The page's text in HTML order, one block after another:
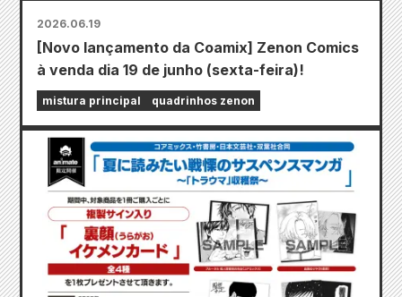
2026.06.19
[Novo lançamento da Coamix] Zenon Comics
à venda dia 19 de junho (sexta-feira)!
mistura principal quadrinhos zenon